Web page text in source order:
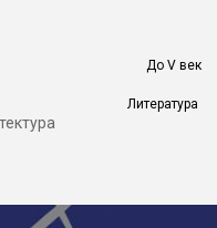
До V век
Литература